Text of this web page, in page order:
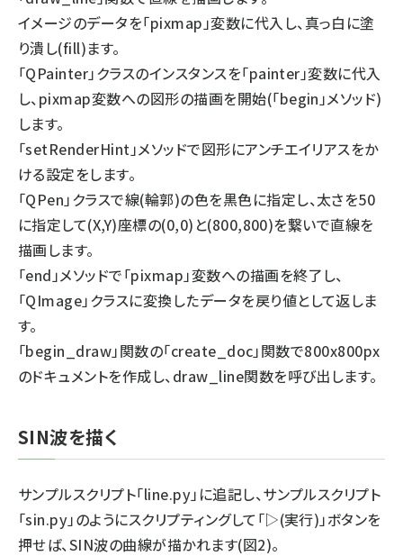
イメージのデータを「pixmap」変数に代入し、真っ白に塗
り潰し(fill)ます。
「QPainter」クラスのインスタンスを「painter」変数に代入
し、pixmap変数への図形の描画を開始(「begin」メソッド)
します。
「setRenderHint」メソッドで図形にアンチエイリアスをか
ける設定をします。
「QPen」クラスで線(輪郭)の色を黒色に指定し、太さを50
に指定して(X,Y)座標の(0,0)と(800,800)を繋いで直線を
描画します。
「end」メソッドで「pixmap」変数への描画を終了し、
「QImage」クラスに変換したデータを戻り値として返しま
す。
「begin_draw」関数の「create_doc」関数で800x800px
のドキュメントを作成し、draw_line関数を呼び出します。
SIN波を描く
サンプルスクリプト「line.py」に追記し、サンプルスクリプト
「sin.py」のようにスクリプティングして「▷(実行)」ボタンを
押せば、SIN波の曲線が描かれます(図2)。